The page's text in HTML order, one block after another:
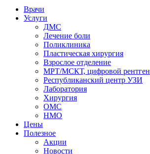
Врачи
Услуги
ДМС
Лечение боли
Поликлиника
Пластическая хирургия
Взрослое отделение
МРТ/МСКТ, цифровой рентген
Республиканский центр УЗИ
Лаборатория
Хирургия
ОМС
НМО
Цены
Полезное
Акции
Новости